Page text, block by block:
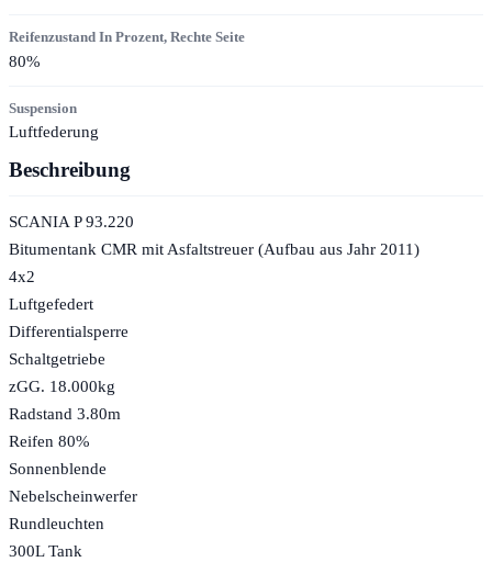
Reifenzustand In Prozent, Rechte Seite
80%
Suspension
Luftfederung
Beschreibung
SCANIA P 93.220
Bitumentank CMR mit Asfaltstreuer (Aufbau aus Jahr 2011)
4x2
Luftgefedert
Differentialsperre
Schaltgetriebe
zGG. 18.000kg
Radstand 3.80m
Reifen 80%
Sonnenblende
Nebelscheinwerfer
Rundleuchten
300L Tank